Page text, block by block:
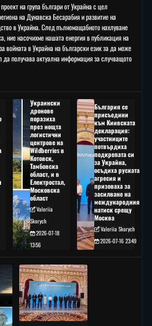
на група българи от Украйна с цел
на Дунавска Бесарабия и развитие на
в Украйна. След пълномащабното нахлуване
ние насочихме нашата енергия в публикация на
войната в Украйна на български език за да може
да получава актуална информация за случващото
Украински
дронове
поразиха
през нощта
логистични
центрове на
Wildberries в
Котовск,
Тамбовска
област, и в
Електростал,
Московска
област
Valeriia
Skorych
2026-07-18
13:56
България се
присъедини
към Киивската
декларация:
участниците
потвърдиха
подкрепата си
за Украйна,
осъдиха руската
агресия и
призоваха за
засилване на
международния
натиск срещу
Москва
Valeriia Skorych
2026-07-16 23:49